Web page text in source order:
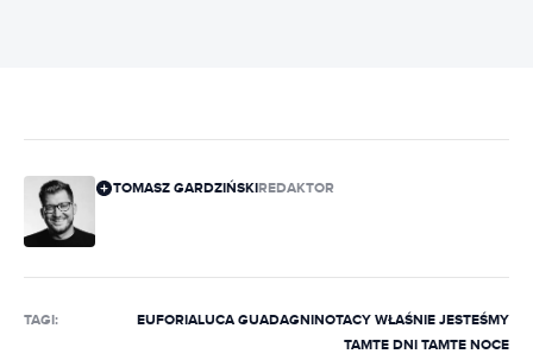
TOMASZ GARDZIŃSKIREDAKTOR
TAGI: EUFORIALUCA GUADAGNINOTACY WŁAŚNIE JESTEŚMY
TAMTE DNI TAMTE NOCE